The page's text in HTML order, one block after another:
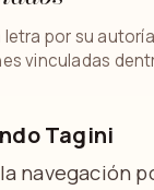
letra por su
vinculadas
Tagini
navegación